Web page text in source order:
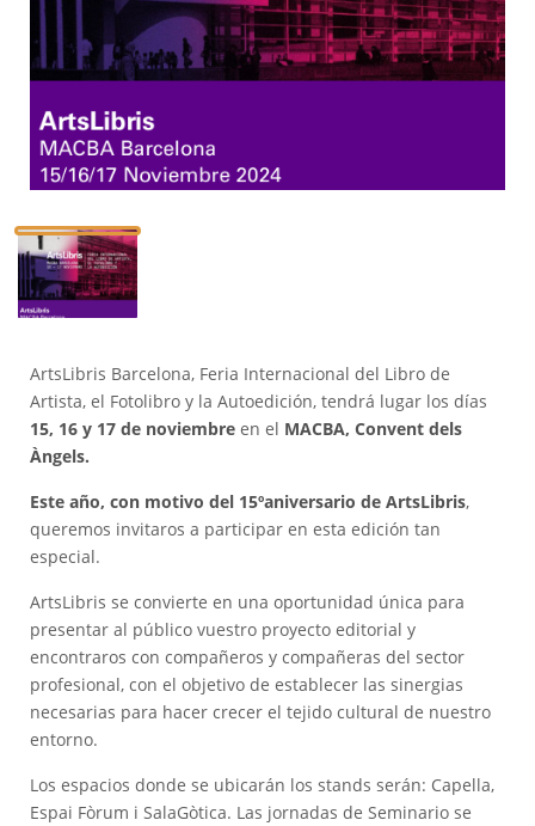
ArtsLibris Barcelona, Feria Internacional del Libro de
Artista, el Fotolibro y la Autoedición, tendrá lugar los días
15, 16 y 17 de noviembre en el MACBA, Convent dels
Àngels.
Este año, con motivo del 15ºaniversario de ArtsLibris,
queremos invitaros a participar en esta edición tan
especial.
ArtsLibris se convierte en una oportunidad única para
presentar al público vuestro proyecto editorial y
encontraros con compañeros y compañeras del sector
profesional, con el objetivo de establecer las sinergias
necesarias para hacer crecer el tejido cultural de nuestro
entorno.
Los espacios donde se ubicarán los stands serán: Capella,
Espai Fòrum i SalaGòtica. Las jornadas de Seminario se